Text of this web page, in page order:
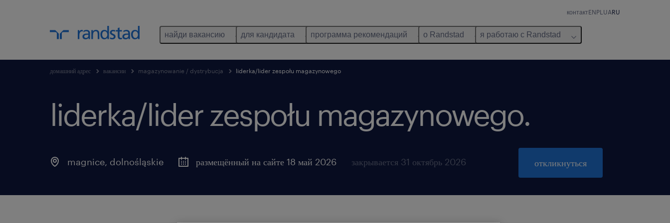
контактENPL UARU
найди вакансию для кандидата программа рекомендаций о Randstad я работаю с Randstad
домашний адрес вакансии magazynowanie / dystrybucja liderka/lider zespołu magazynowego
liderka/lider zespołu magazynowego.
magnice, dolnośląskie размещённый на сайте 18 май 2026 закрывается 31 октябрь 2026 откликнуться